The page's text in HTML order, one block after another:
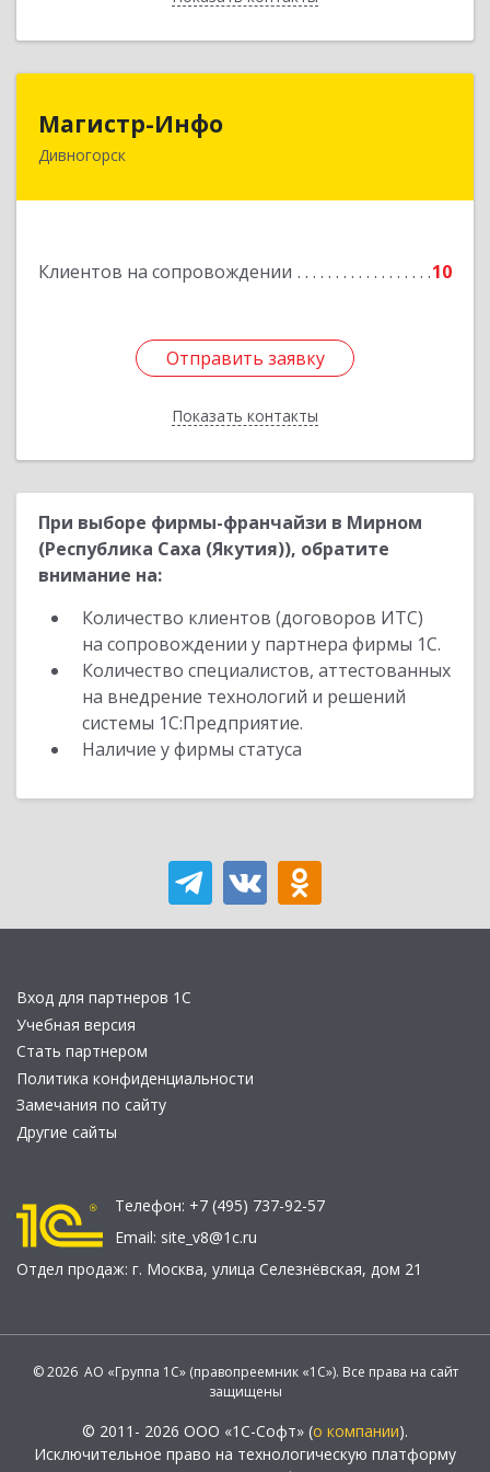
Магистр-Инфо
Дивногорск
Клиентов на сопровождении 10
Отправить заявку
Показать контакты
663090 Красноярский край Дивногорск г
Отправить заявку
Назад
При выборе фирмы-франчайзи в Мирном
(Республика Саха (Якутия)), обратите
внимание на:
Количество клиентов (договоров ИТС)
на сопровождении у партнера фирмы 1С.
Количество специалистов, аттестованных
на внедрение технологий и решений
системы 1С:Предприятие.
Наличие у фирмы статуса
Вход для партнеров 1С
Учебная версия
Стать партнером
Политика конфиденциальности
Замечания по сайту
Другие сайты
Телефон: +7 (495) 737-92-57
Email: site_v8@1c.ru
Отдел продаж: г. Москва, улица Селезнёвская, дом 21
© 2026 АО «Группа 1С» (правопреемник «1С»). Все права на сайт
защищены
© 2011- 2026 ООО «1С-Софт» (о компании).
Исключительное право на технологическую платформу